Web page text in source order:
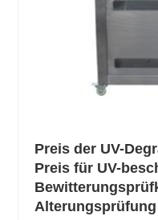
Preis der UV-
Preis für UV-
Alterungsprüfung